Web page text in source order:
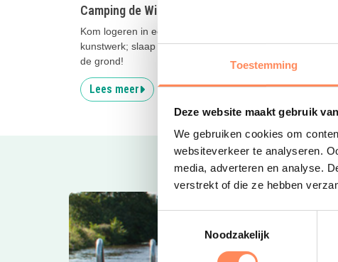
Toestemming
Deze website maakt gebruik
We gebruiken cookies om
websiteverkeer te analyseren.
media, adverteren en analyse.
verstrekt of die ze hebben
Noodzakelijk
Camping de Wildhoeve
Kom logeren in een driedelig
kunstwerk; slaap op hoogte en relax op
de grond!
Lees meer
een
Hollandse
Lees